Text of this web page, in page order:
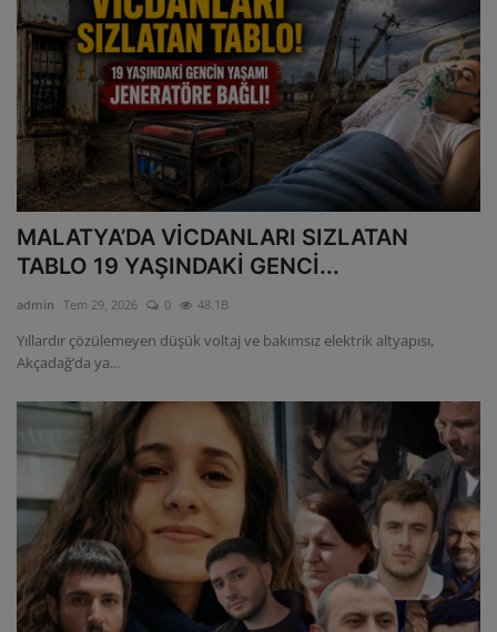
MALATYA’DA VİCDANLARI SIZLATAN
TABLO 19 YAŞINDAKİ GENCİ...
admin Tem 29, 2026 0 48.1B
Yıllardır çözülemeyen düşük voltaj ve bakımsız elektrik altyapısı,
Akçadağ’da ya...